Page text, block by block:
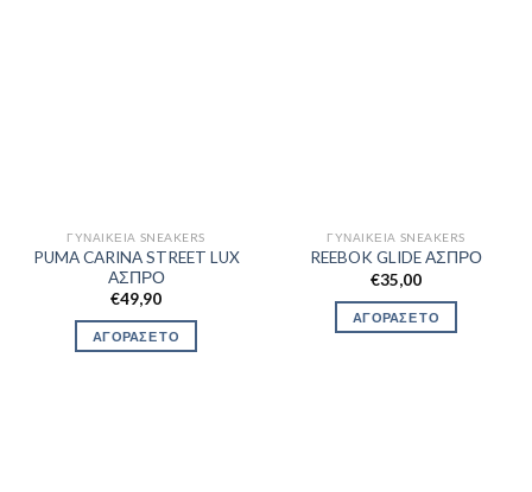
ΓΥΝΑΙΚΕΊΑ SNEAKERS
PUMA CARINA STREET LUX
ΑΣΠΡΟ
€49,90
ΑΓΟΡΑΣΕ ΤΟ
ΓΥΝΑΙΚΕΊΑ SNEAKERS
REEBOK GLIDE ΑΣΠΡΟ
€35,00
ΑΓΟΡΑΣΕ ΤΟ